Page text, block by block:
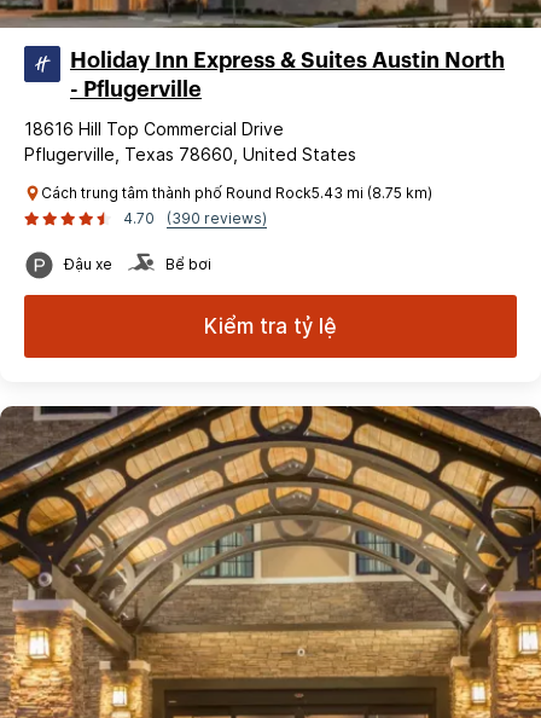
Holiday Inn Express & Suites Austin North
- Pflugerville
18616 Hill Top Commercial Drive
Pflugerville, Texas 78660, United States
Cách trung tâm thành phố Round Rock5.43 mi (8.75 km)
4.70
(390 reviews)
Đậu xe Bể bơi
Kiểm tra tỷ lệ